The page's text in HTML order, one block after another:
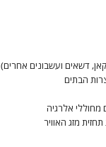
דשאים ועשבונים אחרים)
הבתים
אלרגיה
מזג האוויר